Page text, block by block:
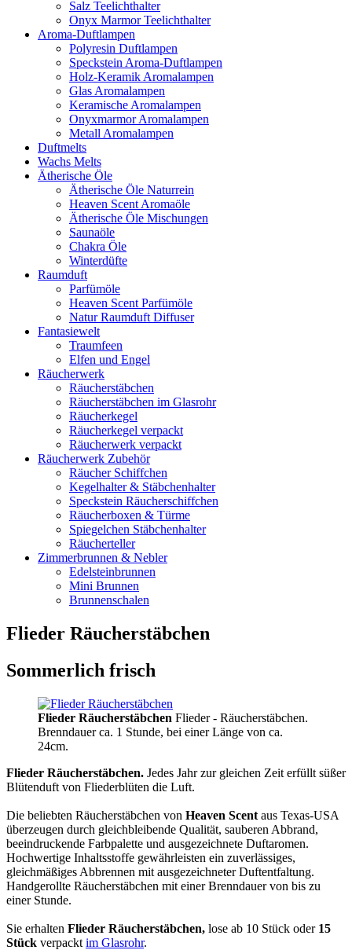
Salz Teelichthalter
Onyx Marmor Teelichthalter
Aroma-Duftlampen
Polyresin Duftlampen
Speckstein Aroma-Duftlampen
Holz-Keramik Aromalampen
Glas Aromalampen
Keramische Aromalampen
Onyxmarmor Aromalampen
Metall Aromalampen
Duftmelts
Wachs Melts
Ätherische Öle
Ätherische Öle Naturrein
Heaven Scent Aromaöle
Ätherische Öle Mischungen
Saunaöle
Chakra Öle
Winterdüfte
Raumduft
Parfümöle
Heaven Scent Parfümöle
Natur Raumduft Diffuser
Fantasiewelt
Traumfeen
Elfen und Engel
Räucherwerk
Räucherstäbchen
Räucherstäbchen im Glasrohr
Räucherkegel
Räucherkegel verpackt
Räucherwerk verpackt
Räucherwerk Zubehör
Räucher Schiffchen
Kegelhalter & Stäbchenhalter
Speckstein Räucherschiffchen
Räucherboxen & Türme
Spiegelchen Stäbchenhalter
Räucherteller
Zimmerbrunnen & Nebler
Edelsteinbrunnen
Mini Brunnen
Brunnenschalen
Flieder Räucherstäbchen
Sommerlich frisch
Flieder Räucherstäbchen Flieder - Räucherstäbchen.
Brenndauer ca. 1 Stunde, bei einer Länge von ca.
24cm.
Flieder Räucherstäbchen. Jedes Jahr zur gleichen Zeit erfüllt süßer
Blütenduft von Fliederblüten die Luft.
Die beliebten Räucherstäbchen von Heaven Scent aus Texas-USA
überzeugen durch gleichbleibende Qualität, sauberen Abbrand,
beeindruckende Farbpalette und ausgezeichnete Duftaromen.
Hochwertige Inhaltsstoffe gewährleisten ein zuverlässiges,
gleichmäßiges Abbrennen mit ausgezeichneter Duftentfaltung.
Handgerollte Räucherstäbchen mit einer Brenndauer von bis zu
einer Stunde.
Sie erhalten Flieder Räucherstäbchen, lose ab 10 Stück oder 15
Stück verpackt im Glasrohr.